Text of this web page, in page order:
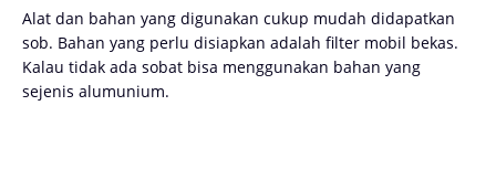
Alat dan bahan yang digunakan cukup mudah didapatkan
sob. Bahan yang perlu disiapkan adalah filter mobil bekas.
Kalau tidak ada sobat bisa menggunakan bahan yang
sejenis alumunium.